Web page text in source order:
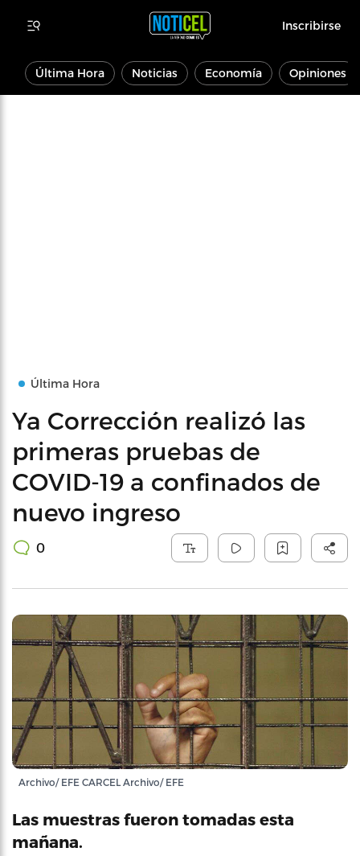
Inscribirse
Última Hora Noticias Economía Opiniones
Última Hora
Ya Corrección realizó las
primeras pruebas de
COVID-19 a confinados de
nuevo ingreso
0
Archivo/ EFE CARCEL Archivo/ EFE
Las muestras fueron tomadas esta
mañana.